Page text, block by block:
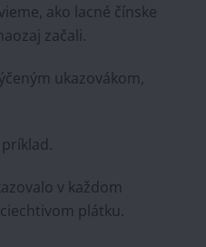
ako lacné čínske
začali.
ukazovákom,
v každom
plátku.